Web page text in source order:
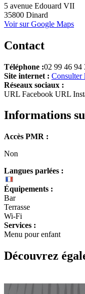
+
−
5 avenue Edouard VII
35800 Dinard
Voir sur Google Maps
Contact
Téléphone :02 99 46 94
Site internet : Consulter
Réseaux sociaux :
URL Facebook URL
Informations
Accès PMR :
Non
Langues parlées :
Équipements :
Bar
Terrasse
Wi-Fi
Services :
Menu pour enfant
Découvrez